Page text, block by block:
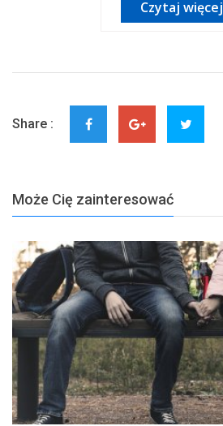
Czytaj więcej
Share :
Może Cię zainteresować